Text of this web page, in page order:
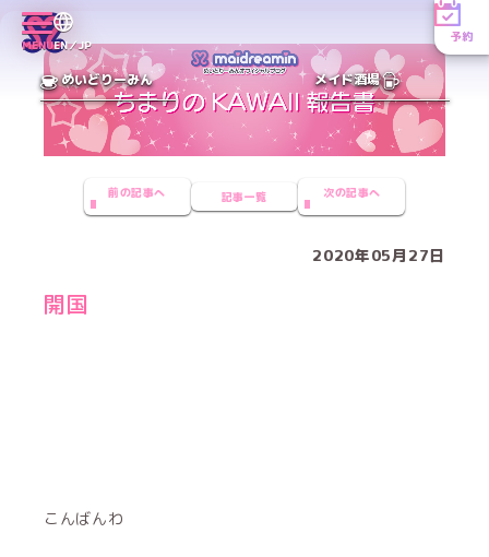
MENUEN／JP
予約
めいどりーみん メイド酒場
前の記事へ 記事一覧 次の記事へ
2020年05月27日
開国
こんばんわ